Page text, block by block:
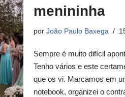
menininha
porJoão Paulo Baxega
Sempre é muito difícil
Tenho vários e este
que os vi. Marcamos em
notebook, organizei o